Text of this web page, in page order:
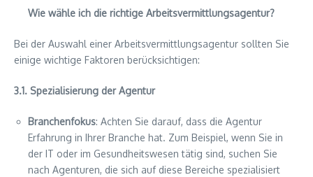
Wie wähle ich die richtige Arbeitsvermittlungsagentur?
Bei der Auswahl einer Arbeitsvermittlungsagentur sollten Sie
einige wichtige Faktoren berücksichtigen:
3.1. Spezialisierung der Agentur
Branchenfokus: Achten Sie darauf, dass die Agentur
Erfahrung in Ihrer Branche hat. Zum Beispiel, wenn Sie in
der IT oder im Gesundheitswesen tätig sind, suchen Sie
nach Agenturen, die sich auf diese Bereiche spezialisiert